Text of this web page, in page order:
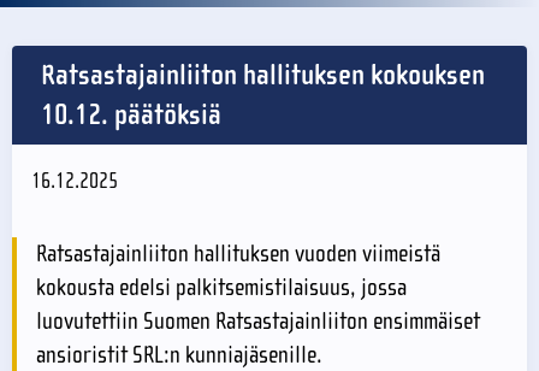
Ratsastajainliiton hallituksen kokouksen
10.12. päätöksiä
16.12.2025
Ratsastajainliiton hallituksen vuoden viimeistä
kokousta edelsi palkitsemistilaisuus, jossa
luovutettiin Suomen Ratsastajainliiton ensimmäiset
ansioristit SRL:n kunniajäsenille.